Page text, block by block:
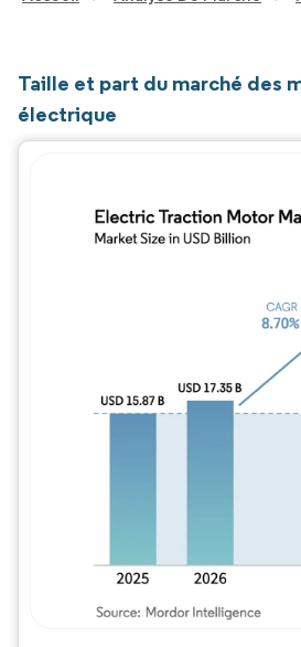
Taille et part du marché des
électrique